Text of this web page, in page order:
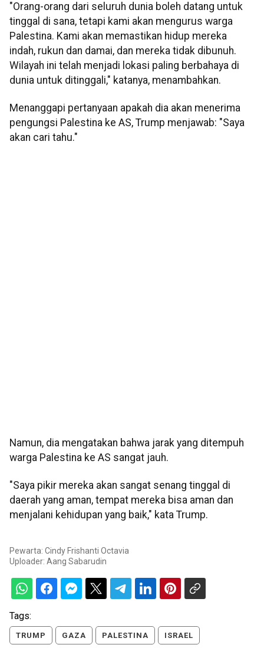
"Orang-orang dari seluruh dunia boleh datang untuk
tinggal di sana, tetapi kami akan mengurus warga
Palestina. Kami akan memastikan hidup mereka
indah, rukun dan damai, dan mereka tidak dibunuh.
Wilayah ini telah menjadi lokasi paling berbahaya di
dunia untuk ditinggali," katanya, menambahkan.
Menanggapi pertanyaan apakah dia akan menerima
pengungsi Palestina ke AS, Trump menjawab: "Saya
akan cari tahu."
Namun, dia mengatakan bahwa jarak yang ditempuh
warga Palestina ke AS sangat jauh.
"Saya pikir mereka akan sangat senang tinggal di
daerah yang aman, tempat mereka bisa aman dan
menjalani kehidupan yang baik," kata Trump.
Pewarta: Cindy Frishanti Octavia
Uploader: Aang Sabarudin
Tags:
TRUMP GAZA PALESTINA ISRAEL